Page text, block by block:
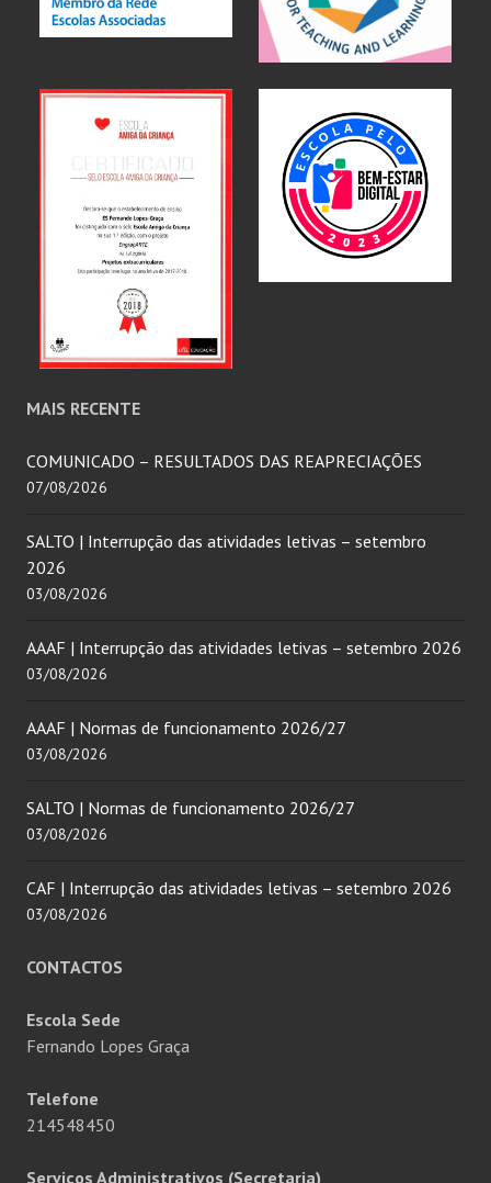
MAIS RECENTE
COMUNICADO – RESULTADOS DAS REAPRECIAÇÕES
07/08/2026
SALTO | Interrupção das atividades letivas – setembro
2026
03/08/2026
AAAF | Interrupção das atividades letivas – setembro 2026
03/08/2026
AAAF | Normas de funcionamento 2026/27
03/08/2026
SALTO | Normas de funcionamento 2026/27
03/08/2026
CAF | Interrupção das atividades letivas – setembro 2026
03/08/2026
CONTACTOS
Escola Sede
Fernando Lopes Graça
Telefone
214548450
Serviços Administrativos (Secretaria)